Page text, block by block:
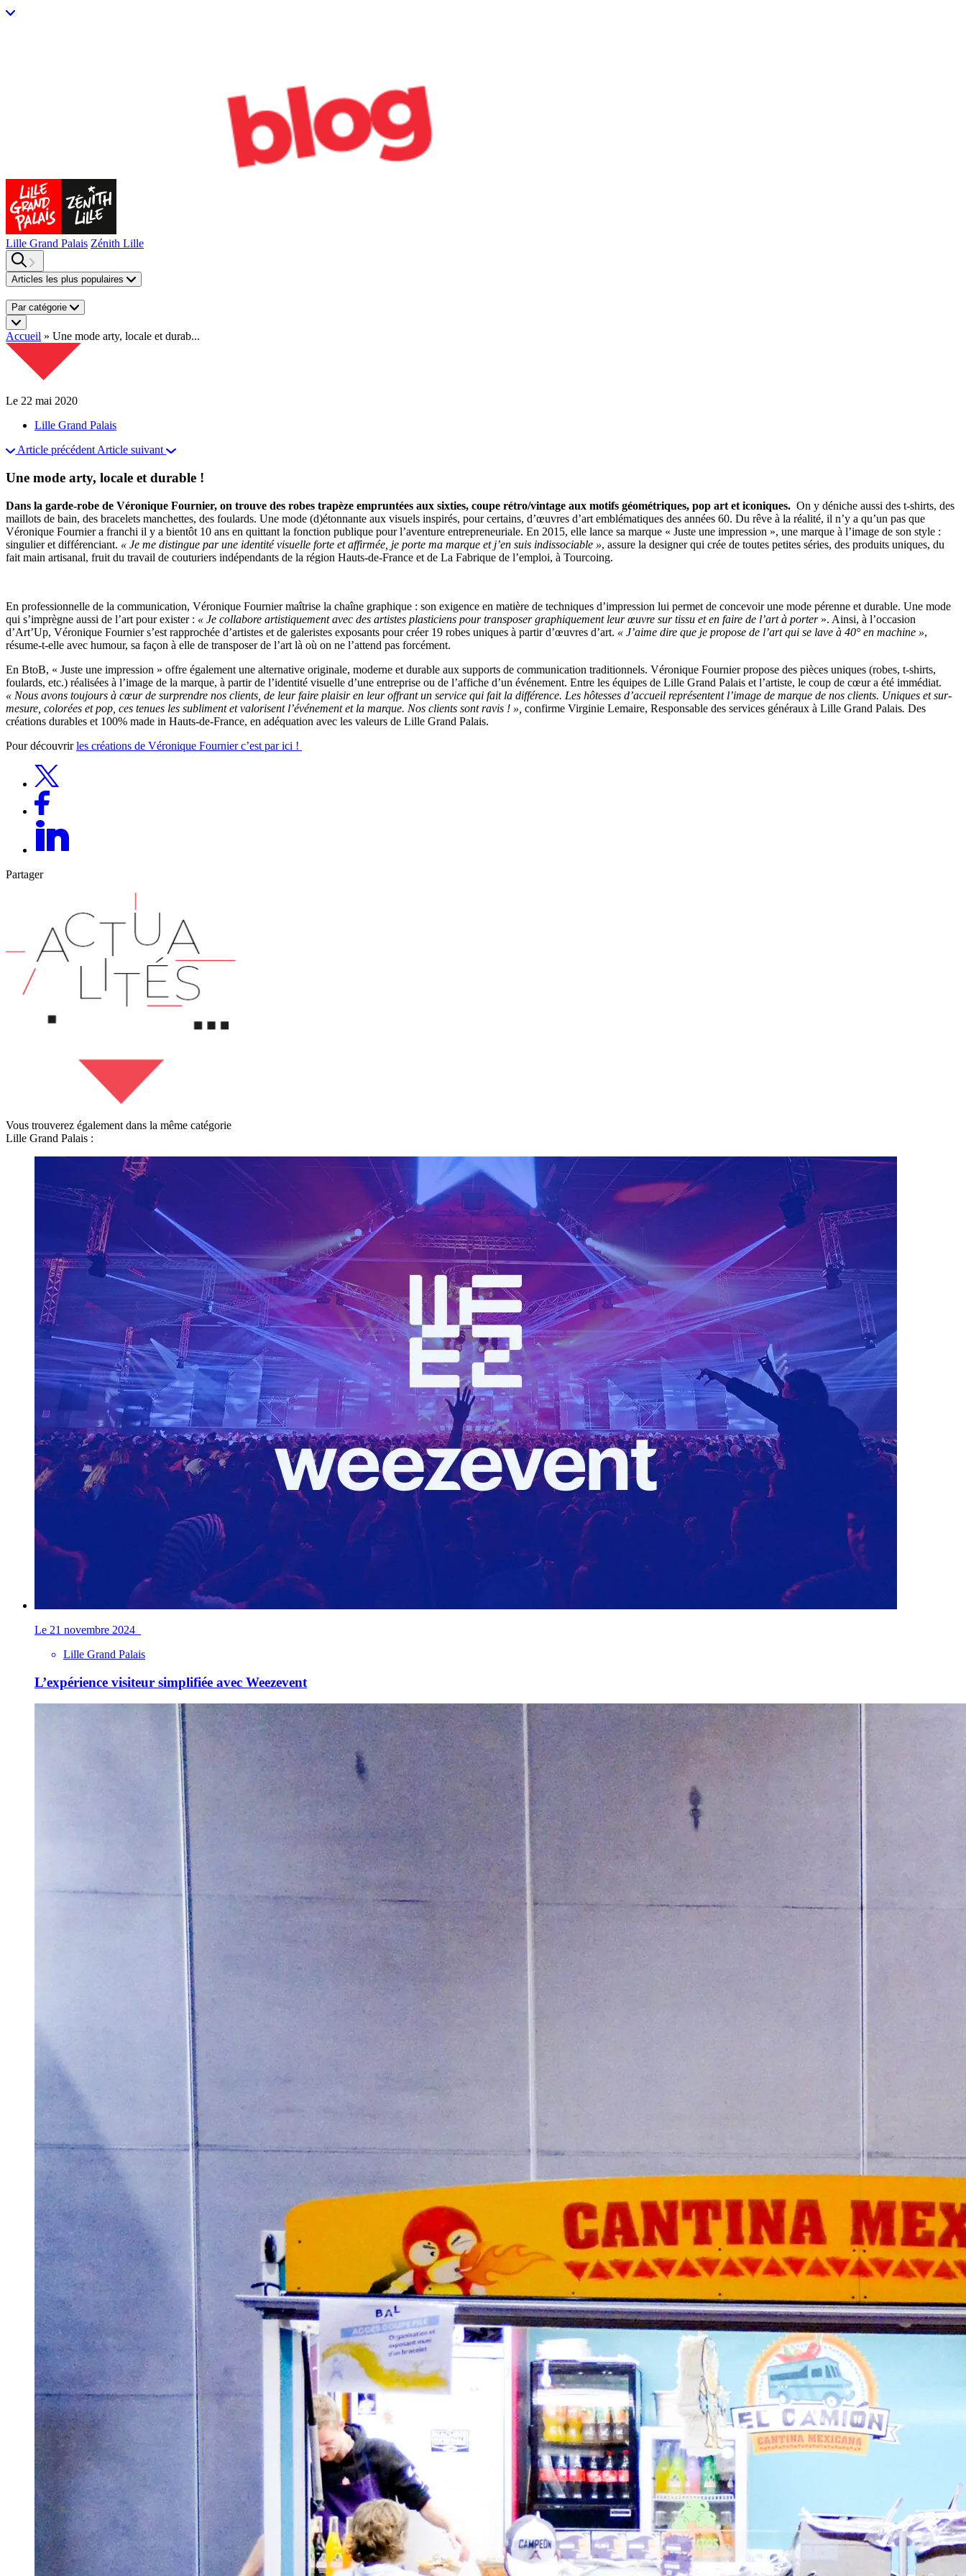
Lille Grand Palais Zénith Lille
Articles les plus populaires
Par catégorie
Accueil » Une mode arty, locale et durab...
Le 22 mai 2020
Lille Grand Palais
Article précédent Article suivant
Une mode arty, locale et durable !
Dans la garde-robe de Véronique Fournier, on trouve des robes trapèze empruntées aux sixties, coupe rétro/vintage aux motifs géométriques, pop art et iconiques. On y déniche aussi des t-shirts, des
maillots de bain, des bracelets manchettes, des foulards. Une mode (d)étonnante aux visuels inspirés, pour certains, d’œuvres d’art emblématiques des années 60. Du rêve à la réalité, il n’y a qu’un pas que
Véronique Fournier a franchi il y a bientôt 10 ans en quittant la fonction publique pour l’aventure entrepreneuriale. En 2015, elle lance sa marque « Juste une impression », une marque à l’image de son style :
singulier et différenciant. « Je me distingue par une identité visuelle forte et affirmée, je porte ma marque et j’en suis indissociable », assure la designer qui crée de toutes petites séries, des produits uniques, du
fait main artisanal, fruit du travail de couturiers indépendants de la région Hauts-de-France et de La Fabrique de l’emploi, à Tourcoing.
En professionnelle de la communication, Véronique Fournier maîtrise la chaîne graphique : son exigence en matière de techniques d’impression lui permet de concevoir une mode pérenne et durable. Une mode
qui s’imprègne aussi de l’art pour exister : « Je collabore artistiquement avec des artistes plasticiens pour transposer graphiquement leur œuvre sur tissu et en faire de l’art à porter ». Ainsi, à l’occasion
d’Art’Up, Véronique Fournier s’est rapprochée d’artistes et de galeristes exposants pour créer 19 robes uniques à partir d’œuvres d’art. « J’aime dire que je propose de l’art qui se lave à 40° en machine »,
résume-t-elle avec humour, sa façon à elle de transposer de l’art là où on ne l’attend pas forcément.
En BtoB, « Juste une impression » offre également une alternative originale, moderne et durable aux supports de communication traditionnels. Véronique Fournier propose des pièces uniques (robes, t-shirts,
foulards, etc.) réalisées à l’image de la marque, à partir de l’identité visuelle d’une entreprise ou de l’affiche d’un événement. Entre les équipes de Lille Grand Palais et l’artiste, le coup de cœur a été immédiat.
« Nous avons toujours à cœur de surprendre nos clients, de leur faire plaisir en leur offrant un service qui fait la différence. Les hôtesses d’accueil représentent l’image de marque de nos clients. Uniques et sur-
mesure, colorées et pop, ces tenues les subliment et valorisent l’événement et la marque. Nos clients sont ravis ! », confirme Virginie Lemaire, Responsable des services généraux à Lille Grand Palais. Des
créations durables et 100% made in Hauts-de-France, en adéquation avec les valeurs de Lille Grand Palais.
Pour découvrirles créations de Véronique Fournier c’est par ici !
Partager
Vous trouverez également dans la même catégorie
Lille Grand Palais :
Le 21 novembre 2024
Lille Grand Palais
L’expérience visiteur simplifiée avec Weezevent